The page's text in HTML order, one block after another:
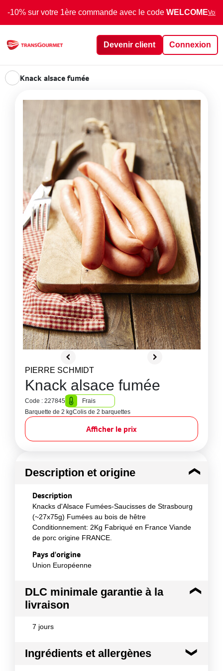
-10% sur votre 1ère commande avec le code WELCOMEVoir
Devenir client Connexion
Knack alsace fumée
PIERRE SCHMIDT
Knack alsace fumée
Code : 227845
Frais
Barquette de 2 kgColis de 2 barquettes
Afficher le prix
Description et origine
Description
Knacks d'Alsace Fumées-Saucisses de Strasbourg
(~27x75g) Fumées au bois de hêtre
Conditionnement: 2Kg Fabriqué en France Viande
de porc origine FRANCE.
Pays d'origine
Union Européenne
DLC minimale garantie à la
livraison
7 jours
Ingrédients et allergènes